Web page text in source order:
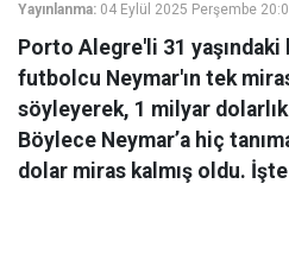
Yayınlanma: 04 Eylül 2025 Perşembe
Porto Alegre'li 31
futbolcu Neymar'ın tek
söyleyerek, 1 milyar
Böylece Neymar’a hiç
dolar miras kalmış oldu.